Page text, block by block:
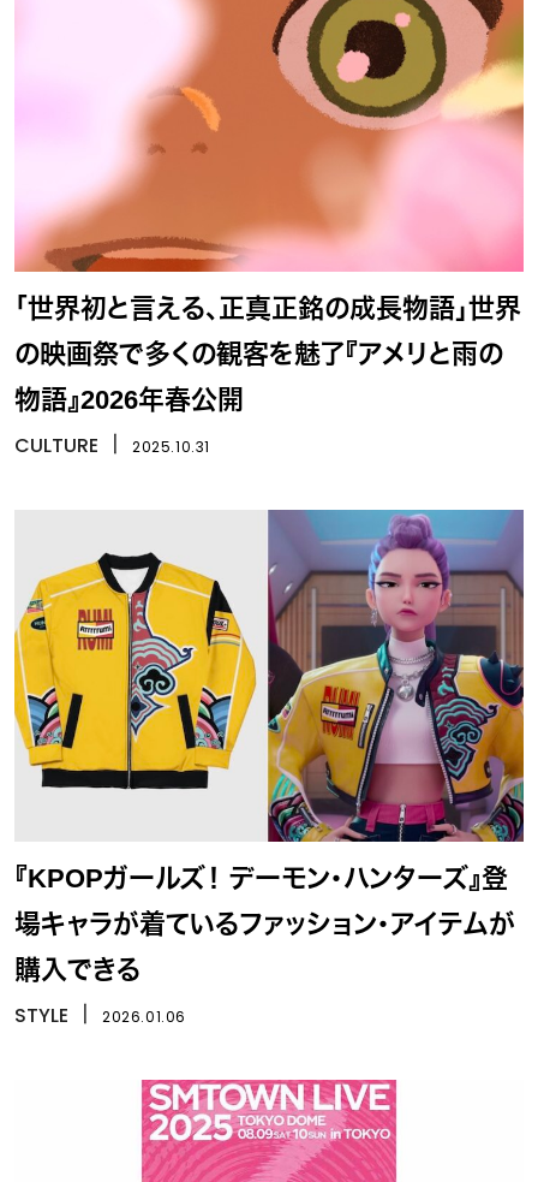
「世界初と言える、正真正銘の成長物語」世界
の映画祭で多くの観客を魅了『アメリと雨の
物語』2026年春公開
CULTURE 2025.10.31
『KPOPガールズ！ デーモン・ハンターズ』登
場キャラが着ているファッション・アイテムが
購入できる
STYLE 2026.01.06